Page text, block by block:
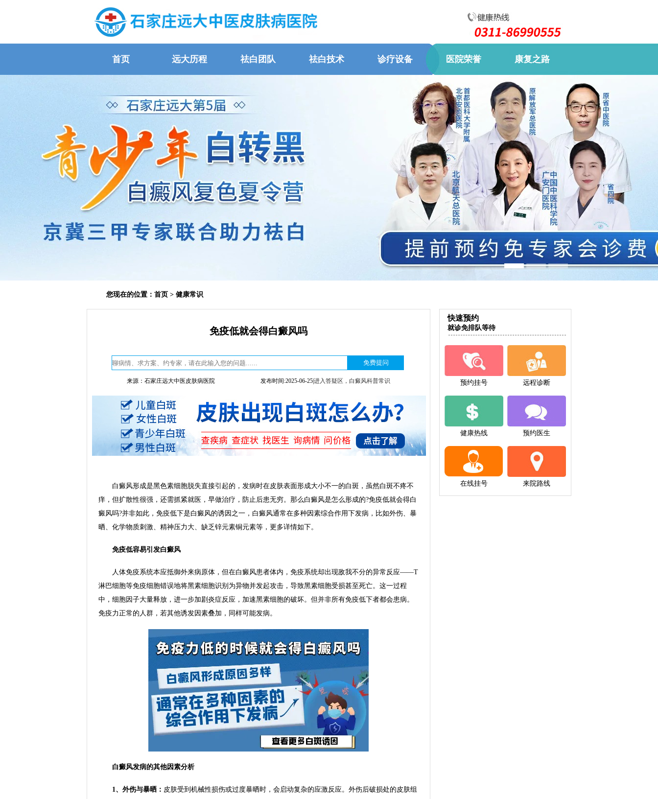
首页 远大历程 祛白团队 祛白技术 诊疗设备 医院荣誉 康复之路
您现在的位置： 首页 > 健康常识
免疫低就会得白癜风吗
来源：石家庄远大中医皮肤病医院 发布时间:2025-06-25|进入答疑区，白癜风科普常识
白癜风形成是黑色素细胞脱失直接引起的，发病时在皮肤表面形成大小不一的白斑，虽然白斑不疼不
痒，但扩散性很强，还需抓紧就医，早做治疗，防止后患无穷。那么白癜风是怎么形成的?免疫低就会得白
癜风吗?并非如此，免疫低下是白癜风的诱因之一，白癜风通常在多种因素综合作用下发病，比如外伤、暴
晒、化学物质刺激、精神压力大、缺乏锌元素铜元素等，更多详情如下。
免疫低容易引发白癜风
人体免疫系统本应抵御外来病原体，但在白癜风患者体内，免疫系统却出现敌我不分的异常反应——T
淋巴细胞等免疫细胞错误地将黑素细胞识别为异物并发起攻击，导致黑素细胞受损甚至死亡。这一过程
中，细胞因子大量释放，进一步加剧炎症反应，加速黑素细胞的破坏。但并非所有免疫低下者都会患病。
免疫力正常的人群，若其他诱发因素叠加，同样可能发病。
白癜风发病的其他因素分析
1、外伤与暴晒： 皮肤受到机械性损伤或过度暴晒时，会启动复杂的应激反应。外伤后破损处的皮肤组
快速预约
就诊免排队等待
预约挂号 远程诊断
健康热线 预约医生
在线挂号 来院路线